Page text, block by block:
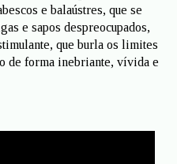
e balaústres, que se
e sapos despreocupados,
que burla os limites
de forma inebriante, vívida e